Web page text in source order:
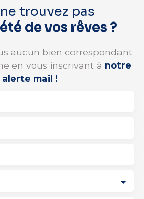
trouvez pas
de vos rêves ?
aucun bien correspondant
en vous inscrivant à notre
alerte mail !